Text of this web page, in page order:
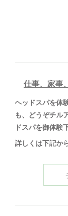
仕事、家事
ヘッドスパを体
も、どうぞチル
ドスパを御体験
詳しくは下記か